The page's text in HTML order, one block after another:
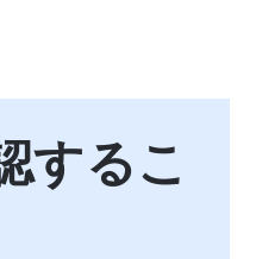
するこ